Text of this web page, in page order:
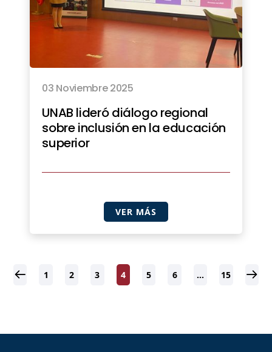
03 Noviembre 2025
UNAB lideró diálogo regional
sobre inclusión en la educación
superior
VER MÁS
1 2 3 4 5 6 … 15